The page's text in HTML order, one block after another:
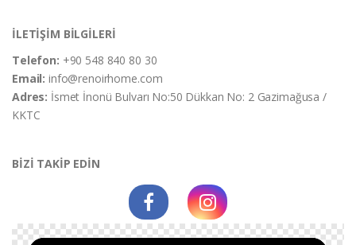
İLETİŞİM BİLGİLERİ
Telefon: +90 548 840 80 30
Email:info@renoirhome.com
Adres: İsmet İnonü Bulvarı No:50 Dükkan No: 2 Gazimağusa /
KKTC
BİZİ TAKİP EDİN